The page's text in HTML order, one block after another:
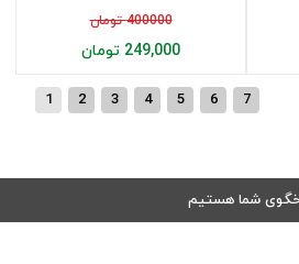
400000 تومان
249,000 تومان
1 2 3 4 5 6 7